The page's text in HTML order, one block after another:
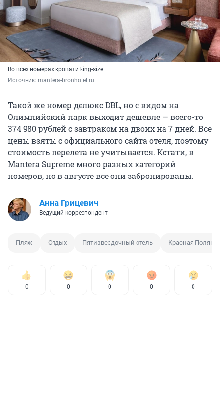
Во всех номерах кровати king-size
Источник: mantera-bronhotel.ru
Такой же номер делюкс DBL, но с видом на
Олимпийский парк выходит дешевле — всего-то
374 980 рублей с завтраком на двоих на 7 дней. Все
цены взяты с официального сайта отеля, поэтому
стоимость перелета не учитывается. Кстати, в
Mantera Supreme много разных категорий
номеров, но в августе все они забронированы.
Анна Грицевич
Ведущий корреспондент
Пляж Отдых Пятизвездочный отель Красная Поляна
0 0 0 0 0